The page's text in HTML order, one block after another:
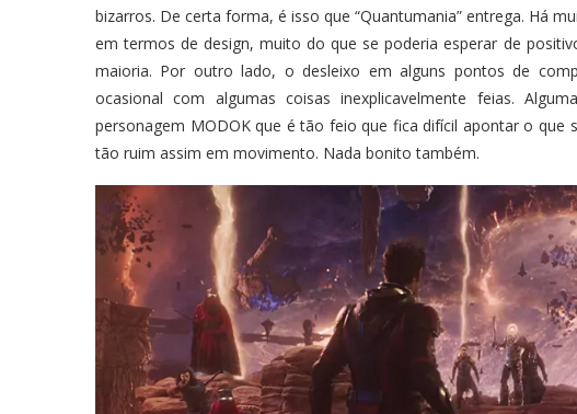
bizarros. De certa forma, é isso que “Quantumania” entrega. Há
em termos de design, muito do que se poderia esperar de
maioria. Por outro lado, o desleixo em alguns pontos de
ocasional com algumas coisas inexplicavelmente feias.
personagem MODOK que é tão feio que fica difícil apontar o que
tão ruim assim em movimento. Nada bonito também.